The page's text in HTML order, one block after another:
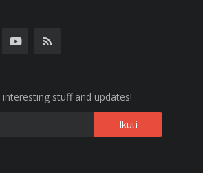
stuff and updates!